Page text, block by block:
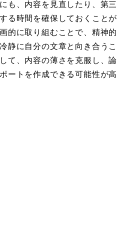
も、内容を見直したり、第三
る時間を確保しておくことが
的に取り組むことで、精神的
静に自分の文章と向き合うこ
て、内容の薄さを克服し、論
ートを作成できる可能性が高